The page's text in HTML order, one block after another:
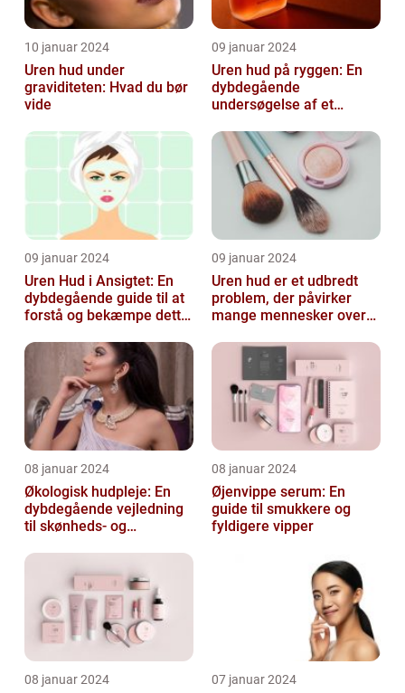
10 januar 2024
Uren hud under
graviditeten: Hvad du bør
vide
09 januar 2024
Uren hud på ryggen: En
dybdegående
undersøgelse af et
undertiden overset
skønhedspr...
09 januar 2024
Uren Hud i Ansigtet: En
dybdegående guide til at
forstå og bekæmpe dette
09 januar 2024
Uren hud er et udbredt
problem, der påvirker
mange mennesker over
08 januar 2024
Økologisk hudpleje: En
dybdegående vejledning
til skønheds- og
08 januar 2024
Øjenvippe serum: En
guide til smukkere og
fyldigere vipper
08 januar 2024 07 januar 2024